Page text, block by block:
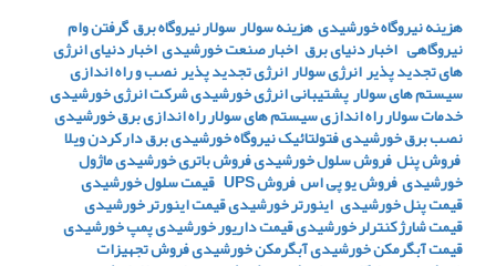
هزینه نیروگاه خورشیدیهزینه سولارسولارنیروگاه برقگرفتن وام
نیروگاهی اخبار دنیای برق اخبار صنعت خورشیدیاخبار دنیای انرژی
های تجدید پذیرانرژی سولارانرژی تجدید پذیرنصب و راه اندازی
سیستم های سولارپشتیبانی انرژی خورشیدیشرکت انرژی خورشیدی
خدمات سولارراه اندازی سیستم های سولارراه اندازی برق خورشیدی
نصب برق خورشیدیفتولتائیکنیروگاه خورشیدیبرق دار کردن ویلا
فروش پنلفروش سلول خورشیدیفروش باتری خورشیدیماژول
خورشیدیفروش یو پی اسفروش UPS قیمت سلول خورشیدی
قیمت پنل خورشیدی اینورتر خورشیدیقیمت اینورتر خورشیدی
قیمت شارژ کنترلر خورشیدیقیمت داریور خورشیدیپمپ خورشیدی
قیمت آبگرمکن خورشیدیآبگرمکن خورشیدیفروش تجهیزات